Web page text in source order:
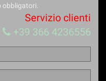
Servizio clienti
+39 366 4236556